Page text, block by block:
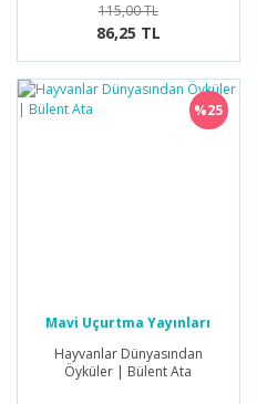
115,00 TL
86,25 TL
%25
Mavi Uçurtma Yayınları
Hayvanlar Dünyasından
Öyküler | Bülent Ata